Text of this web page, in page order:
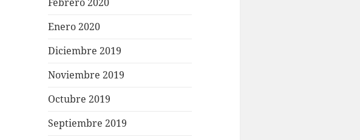
Enero 2020
Diciembre 2019
Noviembre 2019
Octubre 2019
Septiembre 2019